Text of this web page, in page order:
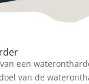
een
van de